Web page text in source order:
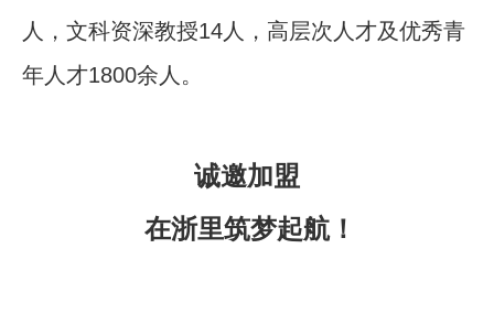
人，文科资深教授14人，高层次人才及优秀青
年人才1800余人。
诚邀加盟
在浙里筑梦起航！